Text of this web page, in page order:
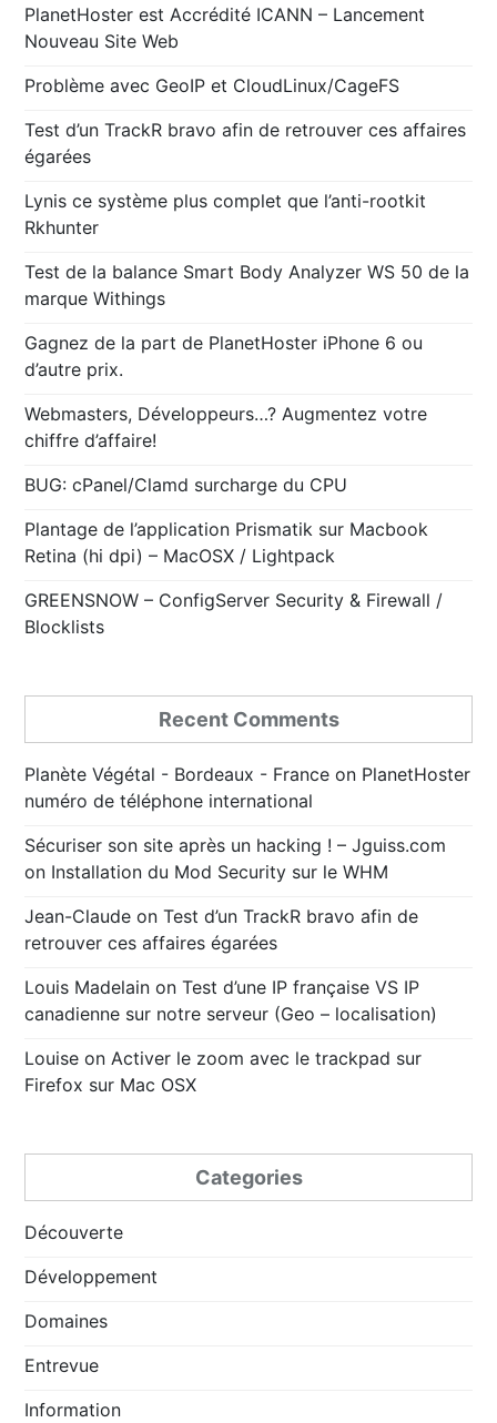
PlanetHoster est Accrédité ICANN – Lancement
Nouveau Site Web
Problème avec GeoIP et CloudLinux/CageFS
Test d’un TrackR bravo afin de retrouver ces affaires
égarées
Lynis ce système plus complet que l’anti-rootkit
Rkhunter
Test de la balance Smart Body Analyzer WS 50 de la
marque Withings
Gagnez de la part de PlanetHoster iPhone 6 ou
d’autre prix.
Webmasters, Développeurs…? Augmentez votre
chiffre d’affaire!
BUG: cPanel/Clamd surcharge du CPU
Plantage de l’application Prismatik sur Macbook
Retina (hi dpi) – MacOSX / Lightpack
GREENSNOW – ConfigServer Security & Firewall /
Blocklists
Recent Comments
Planète Végétal - Bordeaux - France on PlanetHoster
numéro de téléphone international
Sécuriser son site après un hacking ! – Jguiss.com
on Installation du Mod Security sur le WHM
Jean-Claude onTest d’un TrackR bravo afin de
retrouver ces affaires égarées
Louis Madelain onTest d’une IP française VS IP
canadienne sur notre serveur (Geo – localisation)
Louise onActiver le zoom avec le trackpad sur
Firefox sur Mac OSX
Categories
Découverte
Développement
Domaines
Entrevue
Information